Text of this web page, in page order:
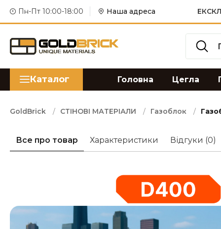
Пн-Пт 10:00-18:00 Наша адреса
Каталог Головна Цегла
GoldBrick СТІНОВІ МАТЕРІАЛИ Газоблок
Все про товар Характеристики Відгуки (0)